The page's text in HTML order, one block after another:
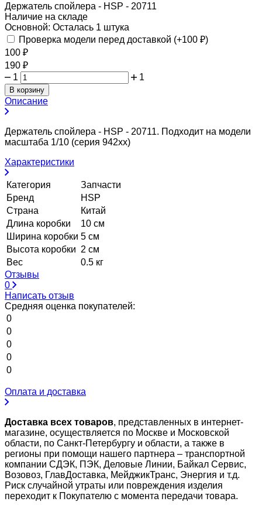
Держатель спойлера - HSP - 20711
Наличие на складе
Основной: Осталась 1 штука
Проверка модели перед доставкой (+100 ₽)
100 ₽
190 ₽
1
1
В корзину
Описание
Держатель спойлера - HSP - 20711. Подходит на модели
масштаба 1/10 (серия 942хх)
Характеристики
Категория
Запчасти
Бренд
HSP
Страна
Китай
Длина коробки
10 см
Ширина коробки 5 см
Высота коробки 2 см
Вес
0.5 кг
Отзывы
0
Написать отзыв
Средняя оценка покупателей:
0
0
0
0
0
Оплата и доставка
Доставка всех товаров, представленных в интернет-
магазине, осуществляется по Москве и Московской
области, по Санкт-Петербургу и области, а также в
регионы при помощи нашего партнера – транспортной
компании СДЭК, ПЭК, Деловые Линии, Байкал Сервис,
Возовоз, ГлавДоставка, МейджикТранс, Энергия и т.д.
Риск случайной утраты или повреждения изделия
переходит к Покупателю с момента передачи товара.